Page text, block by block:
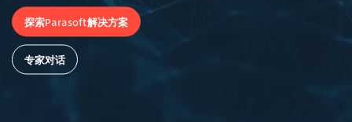
探索Parasoft解决方案
专家对话